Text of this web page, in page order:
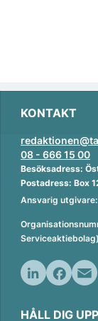
KONTAKT
08 - 666 15 00
Besöksadress:
Postadress: Box
Ansvarig
Serviceaktiebolag)
HÅLL DIG